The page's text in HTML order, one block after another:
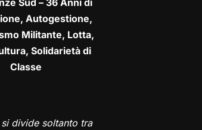
Sud – 36 Anni di
Autogestione,
Militante, Lotta,
Solidarietà di
Classe
divide soltanto tra